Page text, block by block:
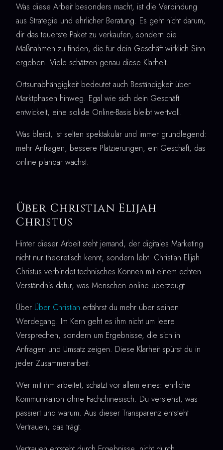
Was diese Arbeit besonders macht, ist die Verbindung
aus Strategie und ehrlicher Beratung. Es geht nicht darum,
dir das teuerste Paket zu verkaufen, sondern die
Maßnahmen zu finden, die für dein Geschäft wirklich Sinn
ergeben. Viele schätzen genau diese Klarheit.
Ortsunabhängigkeit bedeutet auch Beständigkeit über
Marktphasen hinweg. Egal wie sich dein Geschäft
entwickelt, eine solide Online-Basis bleibt wertvoll.
Was bleibt, ist selten spektakulär und immer grundlegend:
mehr Anfragen, bessere Platzierungen, ein Geschäft, das
online planbar wächst.
Über Christian Elijah
Christus
Hinter dieser Arbeit steht jemand, der digitales Marketing
nicht nur theoretisch kennt, sondern lebt. Christian Elijah
Christus verbindet technisches Können mit einem echten
Verständnis dafür, was Menschen online überzeugt.
Über Über Christian erfährst du mehr über seinen
Werdegang. Im Kern geht es ihm nicht um leere
Versprechen, sondern um Ergebnisse, die sich in
Anfragen und Umsatz zeigen. Diese Klarheit spürst du in
jeder Zusammenarbeit.
Wer mit ihm arbeitet, schätzt vor allem eines: ehrliche
Kommunikation ohne Fachchinesisch. Du verstehst, was
passiert und warum. Aus dieser Transparenz entsteht
Vertrauen, das trägt.